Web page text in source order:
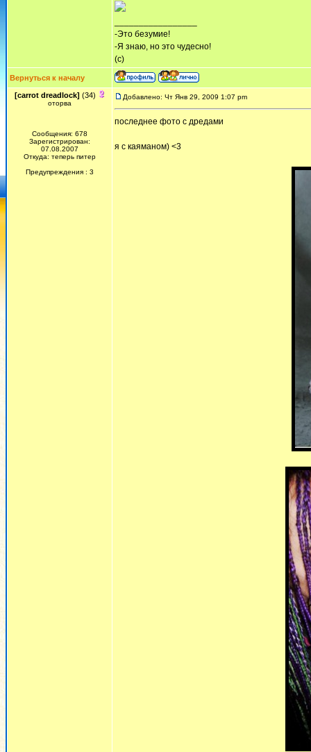
-Это безумие!
-Я знаю, но это чудесно!
(с)
Вернуться к началу
[carrot dreadlock] (34)
оторва
Сообщения: 678
Зарегистрирован:
07.08.2007
Откуда: теперь питер
Предупреждения : 3
Добавлено: Чт Янв 29, 2009 1:07 pm
последнее фото с дредами
я с каяманом) <3